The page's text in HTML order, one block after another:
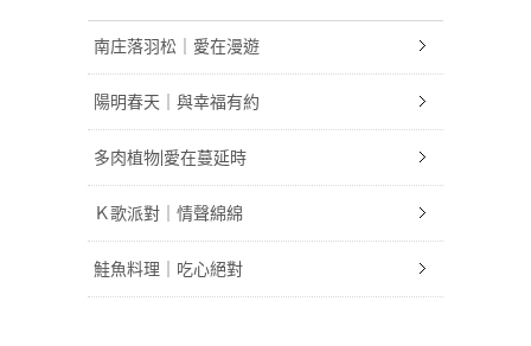
南庄落羽松｜愛在漫遊
陽明春天｜與幸福有約
多肉植物|愛在蔓延時
Ｋ歌派對｜情聲綿綿
鮭魚料理｜吃心絕對